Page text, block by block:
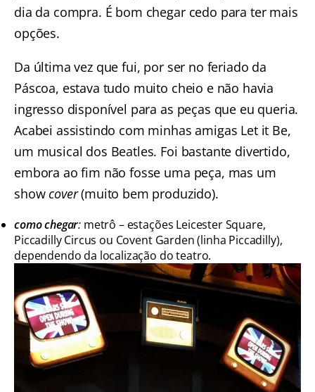
dia da compra. É bom chegar cedo para ter mais
opções.
Da última vez que fui, por ser no feriado da
Páscoa, estava tudo muito cheio e não havia
ingresso disponível para as peças que eu queria.
Acabei assistindo com minhas amigas Let it Be,
um musical dos Beatles. Foi bastante divertido,
embora ao fim não fosse uma peça, mas um
showcover(muito bem produzido).
como chegar: metrô – estações Leicester Square,
Piccadilly Circus ou Covent Garden (linha Piccadilly),
dependendo da localização do teatro.